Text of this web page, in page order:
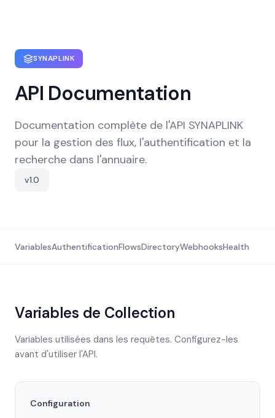
SYNAPLINK
API Documentation
Documentation complète de l'API SYNAPLINK
pour la gestion des flux, l'authentification et la
recherche dans l'annuaire.
v1.0
VariablesAuthentificationFlowsDirectoryWebhooksHealth
Variables de Collection
Variables utilisées dans les requêtes. Configurez-les
avant d'utiliser l'API.
Configuration